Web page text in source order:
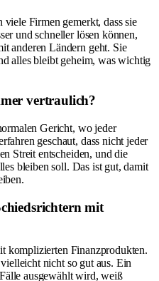
Firmen gemerkt, dass sie
und schneller lösen können,
anderen Ländern geht. Sie
alles bleibt geheim, was wichtig
vertraulich?
Gericht, wo jeder
geschaut, dass nicht jeder
Streit entscheiden, und die
bleiben soll. Das ist gut, damit
mit
komplizierten Finanzprodukten.
nicht so gut aus. Ein
ausgewählt wird, weiß